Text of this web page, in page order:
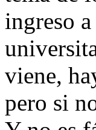
ingreso
viene,
pero si